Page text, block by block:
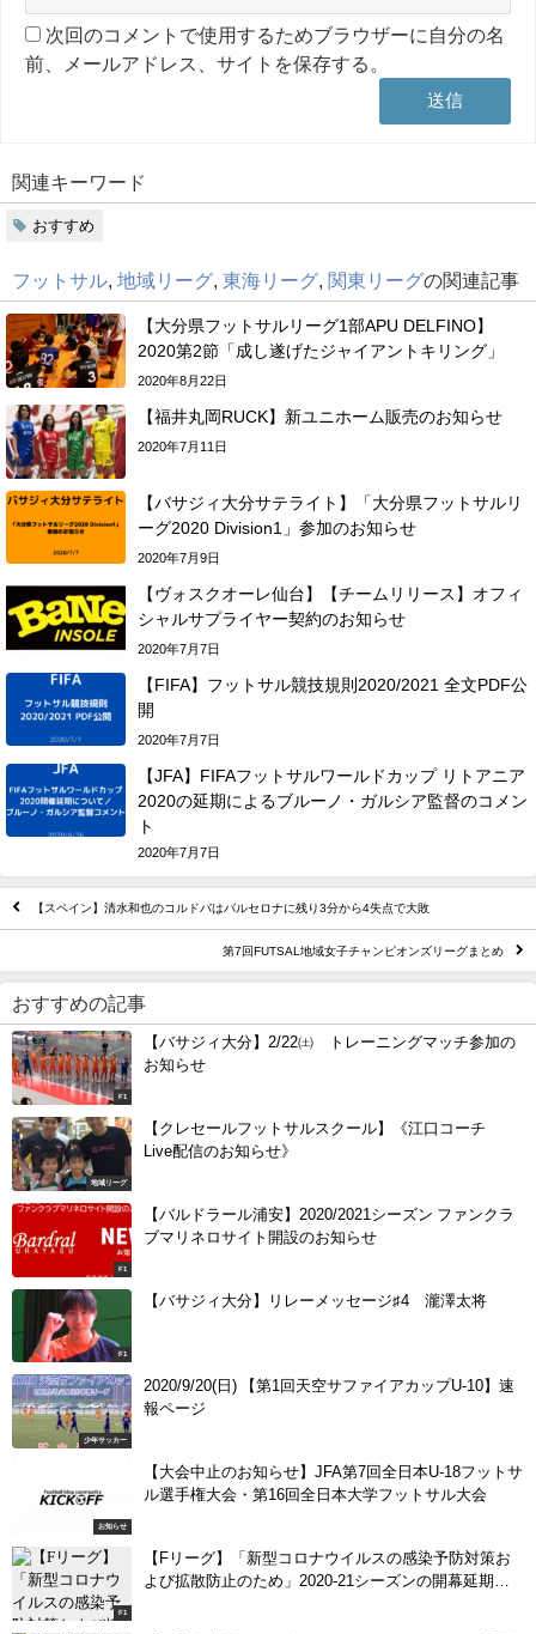
次回のコメントで使用するためブラウザーに自分の名
前、メールアドレス、サイトを保存する。
関連キーワード
おすすめ
フットサル 地域リーグ 東海リーグ 関東リーグの関連記事
【大分県フットサルリーグ1部APU DELFINO】
2020第2節「成し遂げたジャイアントキリング」
2020年8月22日
【福井丸岡RUCK】新ユニホーム販売のお知らせ
2020年7月11日
【バサジィ大分サテライト】「大分県フットサルリ
ーグ2020 Division1」参加のお知らせ
2020年7月9日
【ヴォスクオーレ仙台】【チームリリース】オフィ
シャルサプライヤー契約のお知らせ
2020年7月7日
【FIFA】フットサル競技規則2020/2021 全文PDF公
開
2020年7月7日
【JFA】FIFAフットサルワールドカップ リトアニア
2020の延期によるブルーノ・ガルシア監督のコメン
ト
2020年7月7日
【スペイン】清水和也のコルドバはバルセロナに残り3分から4失点で大敗
第7回FUTSAL地域女子チャンピオンズリーグまとめ
おすすめの記事
F1
【バサジィ大分】2/22㈯ トレーニングマッチ参加の
お知らせ
地域リーグ
【クレセールフットサルスクール】《江口コーチ
Live配信のお知らせ》
F1
【バルドラール浦安】2020/2021シーズン ファンクラ
ブマリネロサイト開設のお知らせ
F1
【バサジィ大分】リレーメッセージ♯4 瀧澤太将
少年サッカー
2020/9/20(日) 【第1回天空サファイアカップU-10】速
報ページ
お知らせ
【大会中止のお知らせ】JFA第7回全日本U-18フットサ
ル選手権大会・第16回全日本大学フットサル大会
F1
【Fリーグ】「新型コロナウイルスの感染予防対策お
よび拡散防止のため」2020-21シーズンの開幕延期と